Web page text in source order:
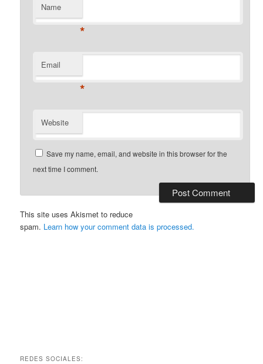
Name
*
Email
*
Website
Save my name, email, and website in this browser for the
next time I comment.
This site uses Akismet to reduce
spam. Learn how your comment data is processed.
REDES SOCIALES: